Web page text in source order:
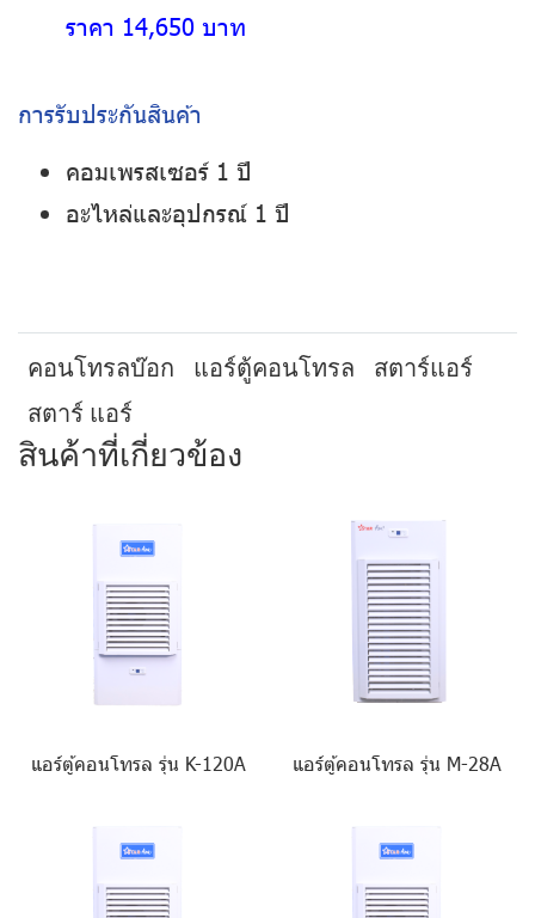
ราคา 14,650 บาท
การรับประกันสินค้า
คอมเพรสเซอร์ 1 ปี
อะไหล่และอุปกรณ์ 1 ปี
คอนโทรลบ๊อก แอร์ตู้คอนโทรล
สตาร์แอร์
สตาร์ แอร์
สินค้าที่เกี่ยวข้อง
แอร์ตู้คอนโทรล รุ่น K-120A แอร์ตู้คอนโทรล รุ่น M-28A